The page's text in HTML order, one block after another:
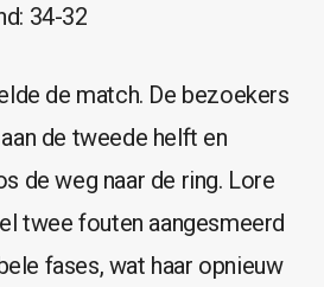
34-32
de match. De bezoekers
de tweede helft en
de weg naar de ring. Lore
twee fouten aangesmeerd
fases, wat haar opnieuw